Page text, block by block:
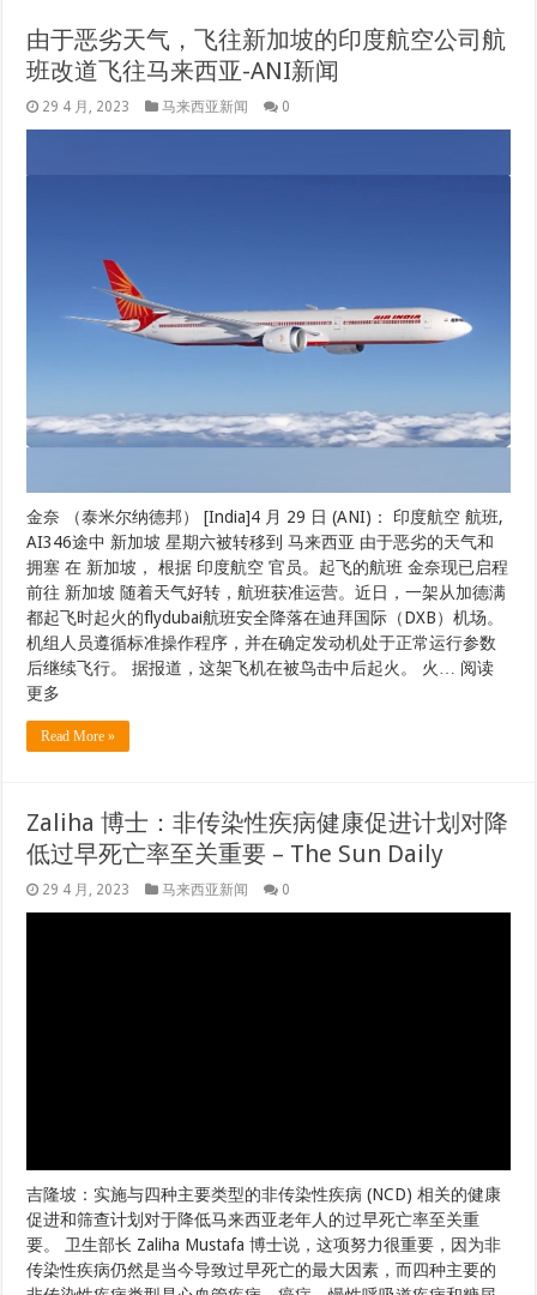
由于恶劣天气，飞往新加坡的印度航空公司航
班改道飞往马来西亚-ANI新闻
金奈 （泰米尔纳德邦） [India]4 月 29 日 (ANI)： 印度航空 航班,
AI346途中 新加坡 星期六被转移到 马来西亚 由于恶劣的天气和
拥塞 在 新加坡， 根据 印度航空 官员。起飞的航班 金奈现已启程
前往 新加坡 随着天气好转，航班获准运营。近日，一架从加德满
都起飞时起火的flydubai航班安全降落在迪拜国际（DXB）机场。
机组人员遵循标准操作程序，并在确定发动机处于正常运行参数
后继续飞行。 据报道，这架飞机在被鸟击中后起火。 火… 阅读
更多
Read More »
Zaliha 博士：非传染性疾病健康促进计划对降
低过早死亡率至关重要 – The Sun Daily
吉隆坡：实施与四种主要类型的非传染性疾病 (NCD) 相关的健康
促进和筛查计划对于降低马来西亚老年人的过早死亡率至关重
要。 卫生部长 Zaliha Mustafa 博士说，这项努力很重要，因为非
传染性疾病仍然是当今导致过早死亡的最大因素，而四种主要的